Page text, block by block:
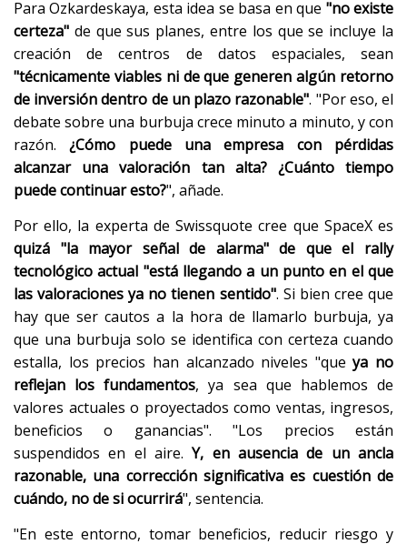
Para Ozkardeskaya, esta idea se basa en que "no existe
certeza" de que sus planes, entre los que se incluye la
creación de centros de datos espaciales, sean
"técnicamente viables ni de que generen algún retorno
de inversión dentro de un plazo razonable". "Por eso, el
debate sobre una burbuja crece minuto a minuto, y con
razón.¿Cómo puede una empresa con pérdidas
alcanzar una valoración tan alta? ¿Cuánto tiempo
puede continuar esto?", añade.
Por ello, la experta de Swissquote cree que SpaceX es
quizá "la mayor señal de alarma" de que el rally
tecnológico actual "está llegando a un punto en el que
las valoraciones ya no tienen sentido". Si bien cree que
hay que ser cautos a la hora de llamarlo burbuja, ya
que una burbuja solo se identifica con certeza cuando
estalla, los precios han alcanzado niveles "queya no
reflejan los fundamentos, ya sea que hablemos de
valores actuales o proyectados como ventas, ingresos,
beneficios o ganancias". "Los precios están
suspendidos en el aire.Y, en ausencia de un ancla
razonable, una corrección significativa es cuestión de
cuándo, no de si ocurrirá", sentencia.
"En este entorno, tomar beneficios, reducir riesgo y